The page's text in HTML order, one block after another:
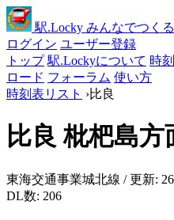
駅.Locky みんなでつく
ログイン ユーザー登録
トップ 駅.Lockyについて 時
ロード フォーラム 使い方
時刻表リスト ›比良
比良枇杷島方
東海交通事業城北線 / 更新:
DL数: 206